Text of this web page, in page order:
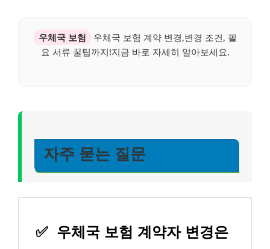
우체국 보험
우체국 보험 계약 변경,변경 조건, 필
요 서류 꿀팁까지!지금 바로 자세히 알아보세요.
자주 묻는 질문
✅ 우체국 보험 계약자 변경은